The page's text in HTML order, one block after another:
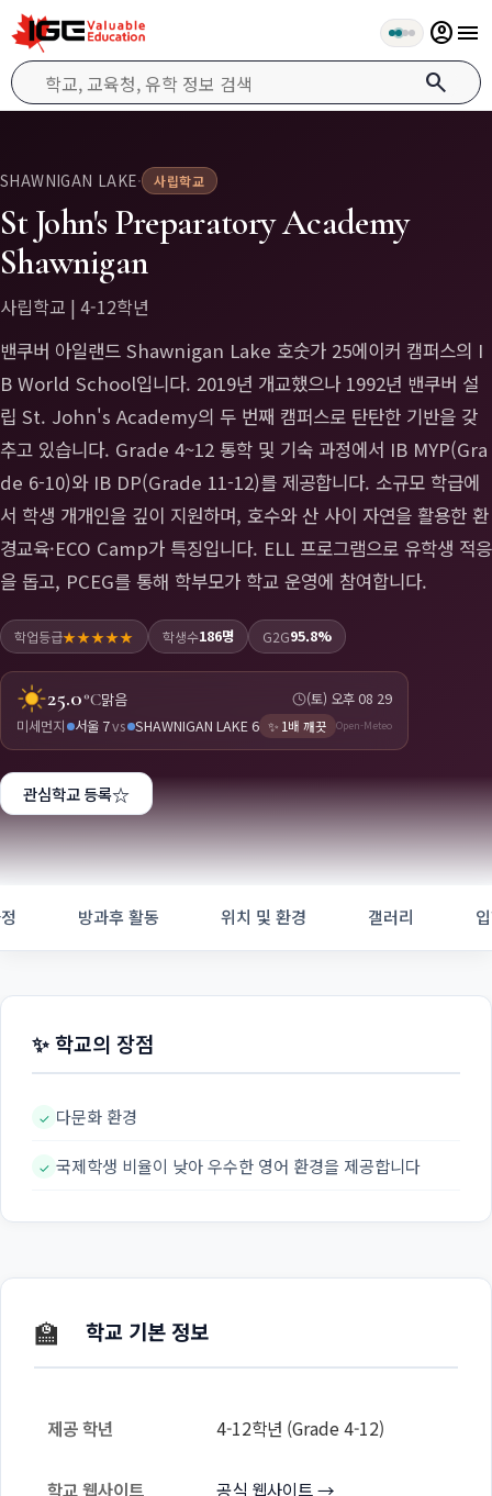
search
account_circlemenu
SHAWNIGAN LAKE· 사립학교
St John's Preparatory Academy
Shawnigan
사립학교 | 4-12학년
밴쿠버 아일랜드 Shawnigan Lake 호숫가 25에이커 캠퍼스의 I
B World School입니다. 2019년 개교했으나 1992년 밴쿠버 설
립 St. John's Academy의 두 번째 캠퍼스로 탄탄한 기반을 갖
추고 있습니다. Grade 4~12 통학 및 기숙 과정에서 IB MYP(Gra
de 6-10)와 IB DP(Grade 11-12)를 제공합니다. 소규모 학급에
서 학생 개개인을 깊이 지원하며, 호수와 산 사이 자연을 활용한 환
경교육·ECO Camp가 특징입니다. ELL 프로그램으로 유학생 적응
을 돕고, PCEG를 통해 학부모가 학교 운영에 참여합니다.
학업등급★★★★★ 학생수186명 G2G95.8%
25.0°C맑음 (토) 오후 08 29
미세먼지
서울 7vs SHAWNIGAN LAKE 6 ✨ 1배 깨끗 Open-Meteo
관심학교 등록☆
방과후 활동 위치 및 환경 갤러리
✨ 학교의 장점
✓ 다문화 환경
✓ 국제학생 비율이 낮아 우수한 영어 환경을 제공합니다
🏫 학교 기본 정보
제공 학년 4-12학년 (Grade 4-12)
학교 웹사이트 공식 웹사이트 →